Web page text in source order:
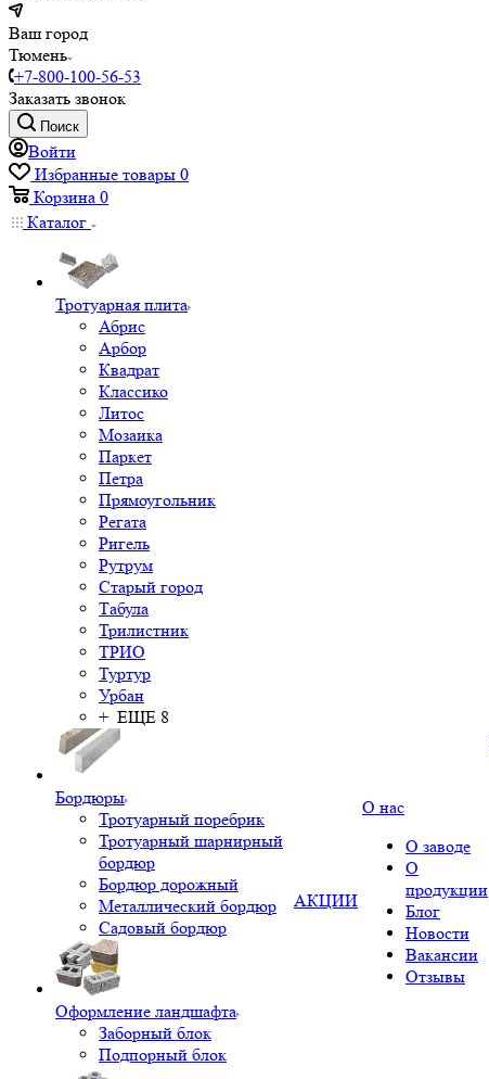
Ваш город
Тюмень
+7-800-100-56-53
Заказать звонок
Поиск
Войти
Избранные товары 0
Корзина 0
Каталог
Тротуарная плита
Абрис
Арбор
Квадрат
Классико
Литос
Мозаика
Паркет
Петра
Прямоугольник
Регата
Ригель
Рутрум
Старый город
Табула
Трилистник
ТРИО
Туртур
Урбан
+ ЕЩЕ 8
Бордюры
Тротуарный поребрик
Тротуарный шарнирный
бордюр
Бордюр дорожный
Металлический бордюр
Садовый бордюр
Оформление ландшафта
Заборный блок
Подпорный блок
АКЦИИ
О нас
О заводе
О
продукции
Блог
Новости
Вакансии
Отзывы